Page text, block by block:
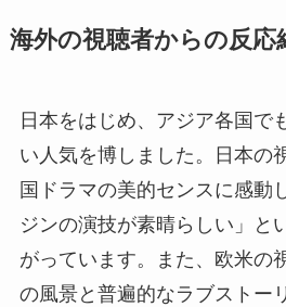
海外の視聴者からの反応
日本をはじめ、アジア各国で
い人気を博しました。日本の
国ドラマの美的センスに感動
ジンの演技が素晴らしい」と
がっています。また、欧米の
の風景と普遍的なラブストー